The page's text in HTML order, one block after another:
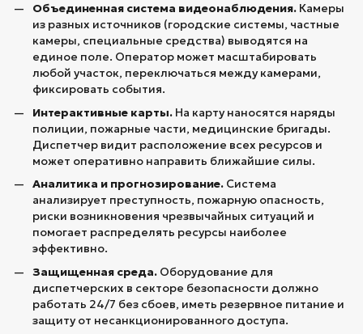
Объединенная система видеонаблюдения. Камеры
из разных источников (городские системы, частные
камеры, специальные средства) выводятся на
единое поле. Оператор может масштабировать
любой участок, переключаться между камерами,
фиксировать события.
Интерактивные карты. На карту наносятся наряды
полиции, пожарные части, медицинские бригады.
Диспетчер видит расположение всех ресурсов и
может оперативно направить ближайшие силы.
Аналитика и прогнозирование. Система
анализирует преступность, пожарную опасность,
риски возникновения чрезвычайных ситуаций и
помогает распределять ресурсы наиболее
эффективно.
Защищенная среда. Оборудование для
диспетчерских в секторе безопасности должно
работать 24/7 без сбоев, иметь резервное питание и
защиту от несанкционированного доступа.